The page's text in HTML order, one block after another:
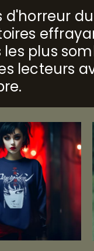
d'horreur
plus
lecteurs